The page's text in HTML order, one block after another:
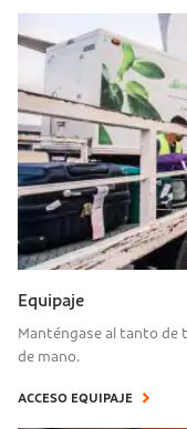
Equipaje
Manténgase al tanto de
de mano.
ACCESO EQUIPAJE